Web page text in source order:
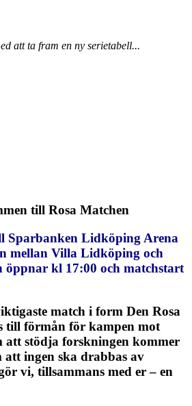
att ta fram en ny serietabell...
till Rosa Matchen
Sparbanken Lidköping Arena
mellan Villa Lidköping och
öppnar kl 17:00 och matchstart
match i form Den Rosa
till förmån för kampen mot
att stödja forskningen kommer
ingen ska drabbas av
vi, tillsammans med er – en